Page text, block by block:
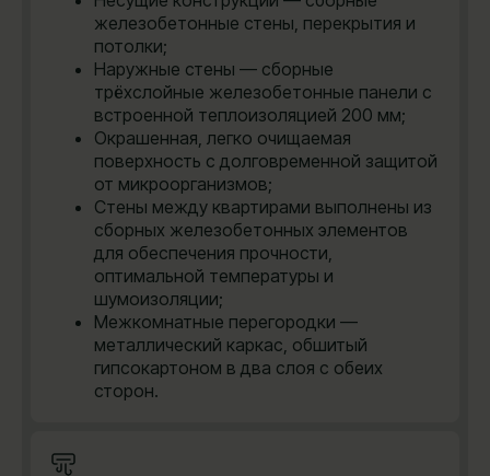
железобетонные стены, перекрытия и
потолки;
Наружные стены — сборные
трёхслойные железобетонные панели с
встроенной теплоизоляцией 200 мм;
Окрашенная, легко очищаемая
поверхность с долговременной защитой
от микроорганизмов;
Стены между квартирами выполнены из
сборных железобетонных элементов
для обеспечения прочности,
оптимальной температуры и
шумоизоляции;
Межкомнатные перегородки —
металлический каркас, обшитый
гипсокартоном в два слоя с обеих
сторон.